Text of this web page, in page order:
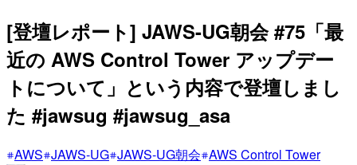
[登壇レポート] JAWS-UG朝会 #75「最
近の AWS Control Tower アップデー
トについて」という内容で登壇しまし
た #jawsug #jawsug_asa
AWS JAWS-UG JAWS-UG朝会 AWS Control Tower